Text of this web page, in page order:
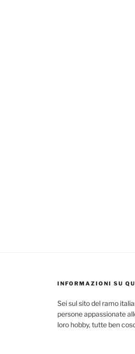
INFORMAZIONI SU
Sei sul sito del ramo
persone appassionate
loro hobby, tutte ben